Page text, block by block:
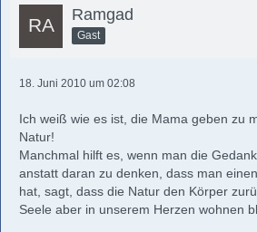
Ramgad
Gast
18. Juni 2010 um 02:08
Ich weiß wie es ist, die Mama geben zu
Natur!
Manchmal hilft es, wenn man die
anstatt daran zu denken, dass man
hat, sagt, dass die Natur den Körper
Seele aber in unserem Herzen wohnen